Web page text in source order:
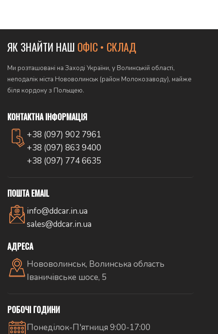
ЯК ЗНАЙТИ НАШ ОФІС • СКЛАД
Ми розташовані на Заході України, у Волинській області,
неподалік міста Нововолинськ (район Молокозаводу), майже
біля кордону з Польщею.
КОНТАКТНА ІНФОРМАЦІЯ
+38 (097) 902 7961
+38 (097) 863 9400
+38 (097) 774 6635
ПОШТА EMAIL
info@ddcar.in.ua
sales@ddcar.in.ua
АДРЕСА
Нововолинськ, Волинська область
Іваничівське шосе, 5
РОБОЧІ ГОДИНИ
Понеділок-П'ятниця 9:00-17:00